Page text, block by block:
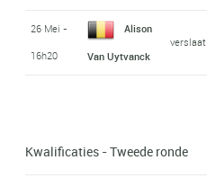
26 Mei -
16h20
Alison
Van Uytvanck
verslaat
Kwalificaties - Tweede ronde